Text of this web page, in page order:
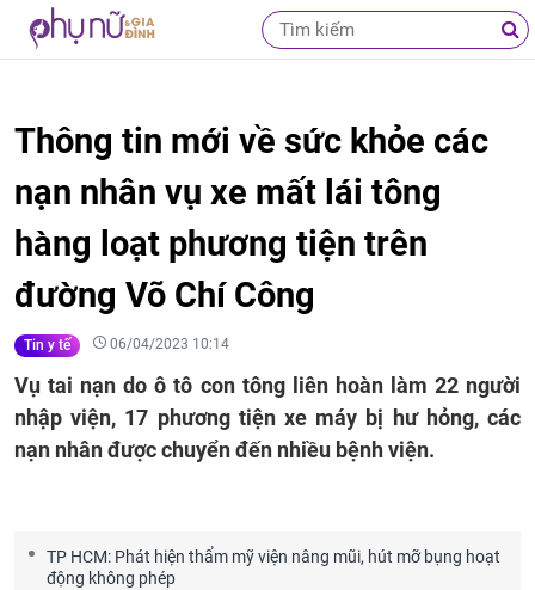
Thông tin mới về sức khỏe các
nạn nhân vụ xe mất lái tông
hàng loạt phương tiện trên
đường Võ Chí Công
Tin y tế 06/04/2023 10:14
Vụ tai nạn do ô tô con tông liên hoàn làm 22 người
nhập viện, 17 phương tiện xe máy bị hư hỏng, các
nạn nhân được chuyển đến nhiều bệnh viện.
TP HCM: Phát hiện thẩm mỹ viện nâng mũi, hút mỡ bụng hoạt
động không phép